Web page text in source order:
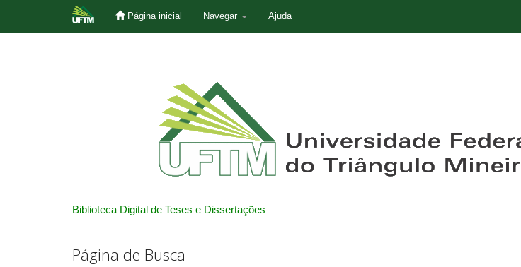
Página inicial Navegar Ajuda
Biblioteca Digital de Teses e Dissertações
Página de Busca